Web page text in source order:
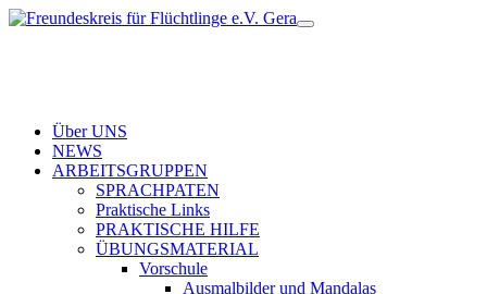
Über UNS
NEWS
ARBEITSGRUPPEN
SPRACHPATEN
Praktische Links
PRAKTISCHE HILFE
ÜBUNGSMATERIAL
Vorschule
Ausmalbilder und Mandalas